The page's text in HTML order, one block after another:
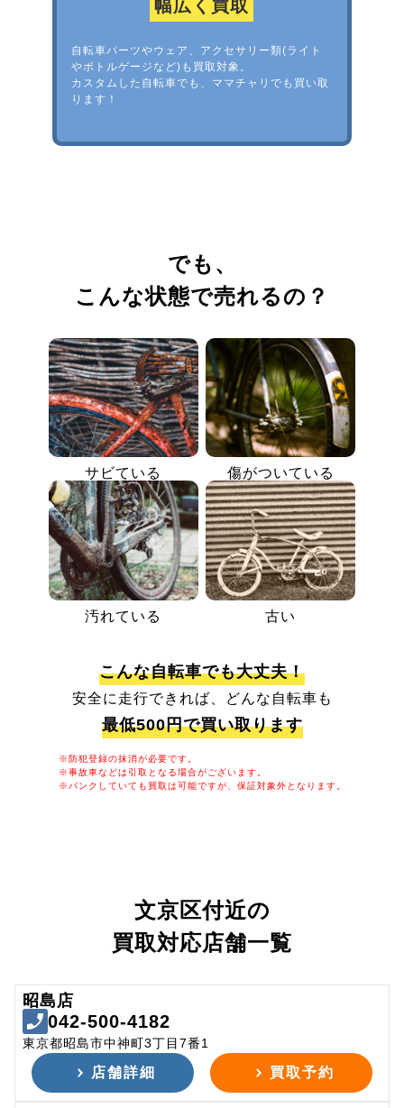
幅広く買取
自転車パーツやウェア、アクセサリー類(ライト
やボトルゲージなど)も買取対象。
カスタムした自転車でも、ママチャリでも買い取
ります！
でも、
こんな状態で売れるの？
サビている 傷がついている
汚れている 古い
こんな自転車でも大丈夫！
安全に走行できれば、どんな自転車も
最低500円で買い取ります
※防犯登録の抹消が必要です。
※事故車などは引取となる場合がございます。
※パンクしていても買取は可能ですが、保証対象外となります。
文京区付近の
買取対応店舗一覧
昭島店
042-500-4182
東京都昭島市中神町3丁目7番1
店舗詳細 買取予約